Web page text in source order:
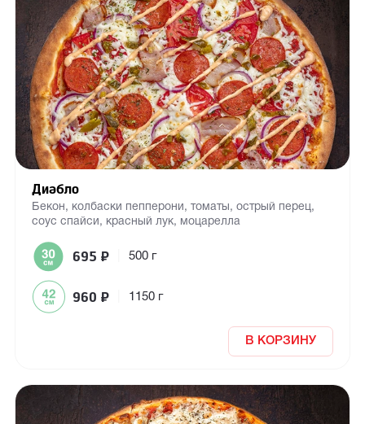
Диабло
Бекон, колбаски пепперони, томаты, острый перец,
соус спайси, красный лук, моцарелла
695 ₽ 500 г
960 ₽ 1150 г
В КОРЗИНУ